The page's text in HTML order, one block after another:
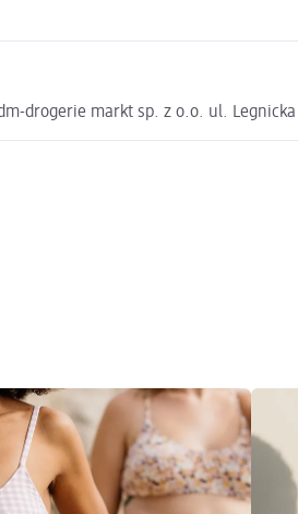
drogerie markt sp. z o.o. ul. Legnicka